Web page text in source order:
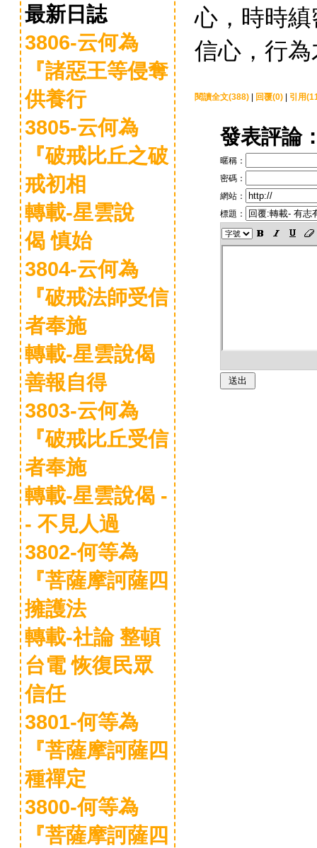
最新日誌
3806-云何為
『諸惡王等侵奪
供養行
3805-云何為
『破戒比丘之破
戒初相
轉載-星雲說
偈 慎始
3804-云何為
『破戒法師受信
者奉施
轉載-星雲說偈
善報自得
3803-云何為
『破戒比丘受信
者奉施
轉載-星雲說偈 -
- 不見人過
3802-何等為
『菩薩摩訶薩四
擁護法
轉載-社論 整頓
台電 恢復民眾
信任
3801-何等為
『菩薩摩訶薩四
種禪定
3800-何等為
『菩薩摩訶薩四
心，時時
信心，行
閱讀全文(388) 回覆(0) 引用
發表評論
暱稱：
密碼：
網站：
標題：